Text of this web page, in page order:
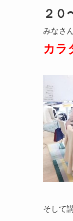
２０
みなさ
カラ
そして